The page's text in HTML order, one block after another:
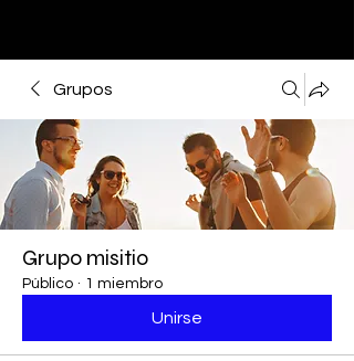
Grupos
Grupo misitio
Público · 1 miembro
Unirse